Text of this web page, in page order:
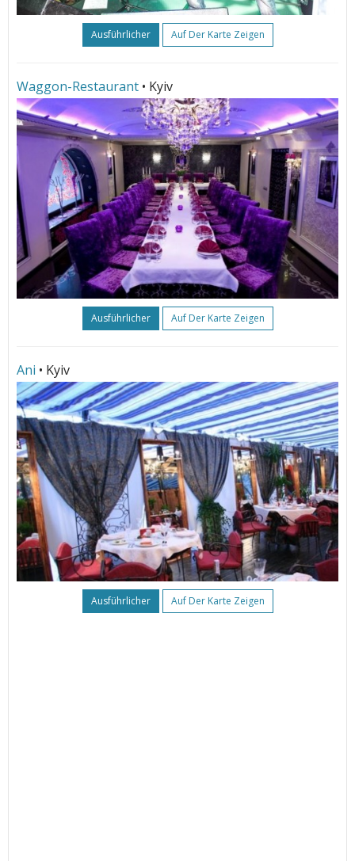
Ausführlicher Auf Der Karte Zeigen
Waggon-Restaurant • Kyiv
Ausführlicher Auf Der Karte Zeigen
Ani • Kyiv
Ausführlicher Auf Der Karte Zeigen